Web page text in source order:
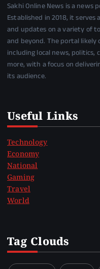
Sakhi Online News is a news
Established in 2018, it
and updates on a variety of
and beyond. The portal likely
including local news,
more, with a focus on
its audience.
Useful Links
Technology
Economy
National
Gaming
Travel
World
Tag Clouds